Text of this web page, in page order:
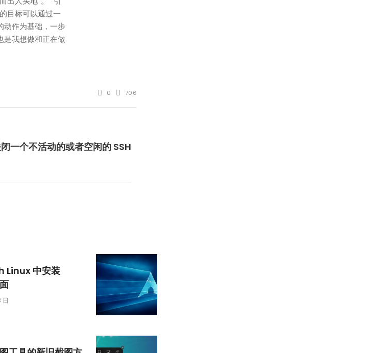
目标可以通过一
动作为基础，一步
是我想做和正在做
0 706
一个不活动的或者空闲的 SSH
Linux 中安装
日